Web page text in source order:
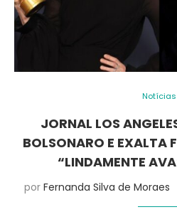
Notícias
JORNAL LOS
BOLSONARO E EXALTA
“LINDAMENTE
por Fernanda Silva de Moraes